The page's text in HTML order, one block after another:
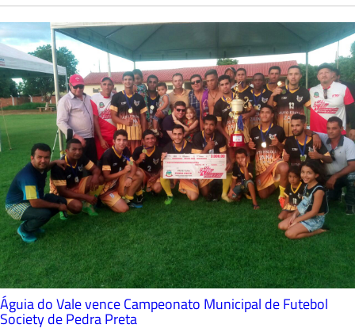
Águia do Vale vence Campeonato Municipal de Futebol
Society de Pedra Preta